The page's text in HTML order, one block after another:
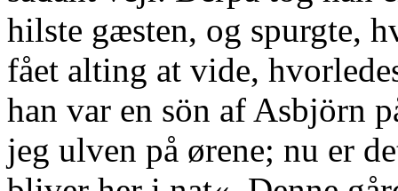
hilste gæsten, og spurgte,
fået alting at vide,
han var en sön af Asbjörn
jeg ulven på ørene; nu er